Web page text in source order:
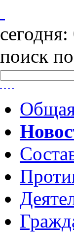
сегодня:
поиск